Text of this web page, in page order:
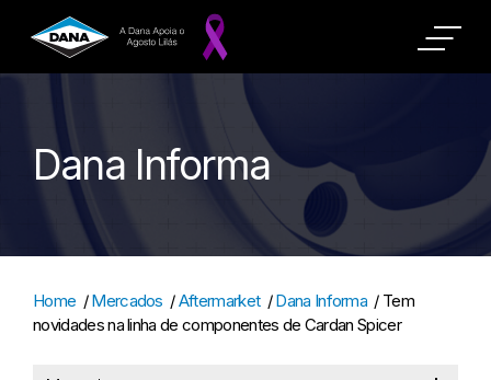
Dana Informa
Home /Mercados /Aftermarket /Dana Informa / Tem
novidades na linha de componentes de Cardan Spicer